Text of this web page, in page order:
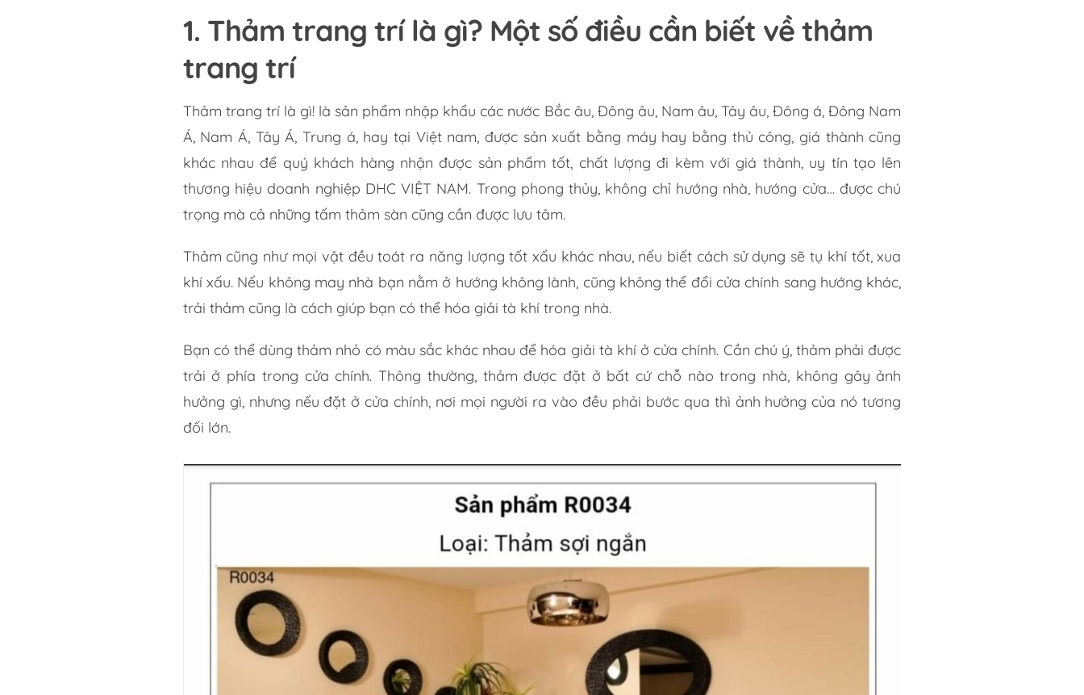
1. Thảm trang trí là gì? Một số điều cần biết về thảm
trang trí
Thảm trang trí là gì! là sản phẩm nhập khẩu các nước Bắc âu, Đông âu, Nam âu, Tây âu, Đông á, Đông Nam
Á, Nam Á, Tây Á, Trung á, hay tại Việt nam, được sản xuất bằng máy hay bằng thủ công, giá thành cũng
khác nhau để quý khách hàng nhận được sản phẩm tốt, chất lượng đi kèm với giá thành, uy tín tạo lên
thương hiệu doanh nghiệp DHC VIỆT NAM. Trong phong thủy, không chỉ hướng nhà, hướng cửa… được chú
trọng mà cả những tấm thảm sàn cũng cần được lưu tâm.
Thảm cũng như mọi vật đều toát ra năng lượng tốt xấu khác nhau, nếu biết cách sử dụng sẽ tụ khí tốt, xua
khí xấu. Nếu không may nhà bạn nằm ở hướng không lành, cũng không thể đổi cửa chính sang hướng khác,
trải thảm cũng là cách giúp bạn có thể hóa giải tà khí trong nhà.
Bạn có thể dùng thảm nhỏ có màu sắc khác nhau để hóa giải tà khí ở cửa chính. Cần chú ý, thảm phải được
trải ở phía trong cửa chính. Thông thường, thảm được đặt ở bất cứ chỗ nào trong nhà, không gây ảnh
hưởng gì, nhưng nếu đặt ở cửa chính, nơi mọi người ra vào đều phải bước qua thì ảnh hưởng của nó tương
đối lớn.